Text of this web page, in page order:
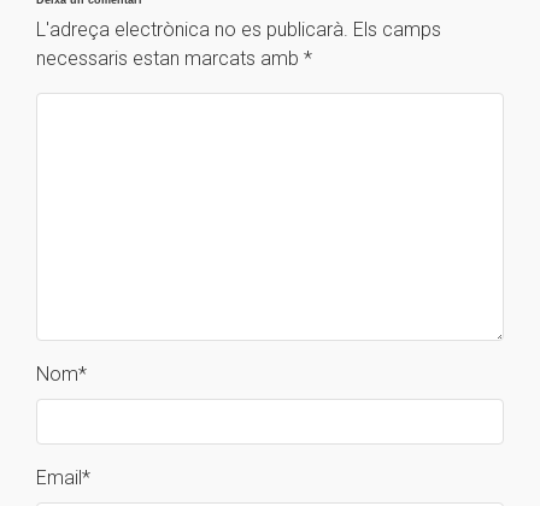
L'adreça electrònica no es publicarà. Els camps
necessaris estan marcats amb *
Nom*
Email*